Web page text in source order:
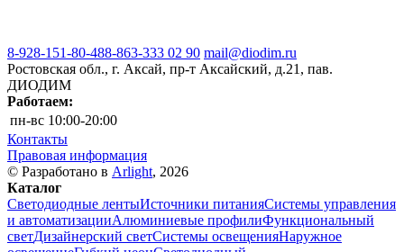
8-928-151-80-488-863-333 02 90 mail@diodim.ru
Ростовская обл., г. Аксай, пр-т Аксайский, д.21, пав.
ДИОДИМ
Работаем:
пн-вс 10:00-20:00
Контакты
Правовая информация
© Разработано в Arlight, 2026
Каталог
Светодиодные лентыИсточники питанияСистемы управления
и автоматизацииАлюминиевые профилиФункциональный
светДизайнерский светСистемы освещенияНаружное